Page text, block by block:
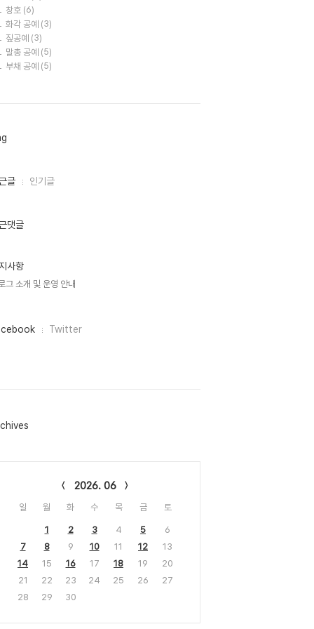
창호 (6)
화각 공예 (3)
짚공예 (3)
말총 공예 (5)
부채 공예 (5)
글 인기글
댓글
사항
그 소개 및 운영 안내
Twitter
2026. 06
일 월 화 수 목 금 토
1 2 3 4 5
6
7
8 9 10 11 12
13
14
15 16 17 18 19
20
21
22 23 24 25 26
27
28
29 30